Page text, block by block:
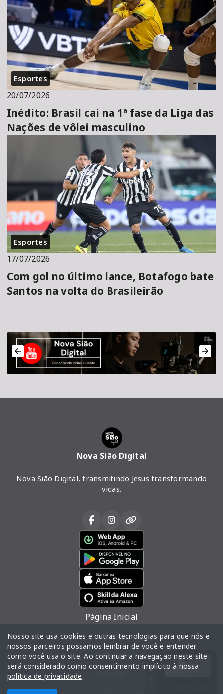
Esportes
20/07/2026
Inédito: Brasil cai na 1ª fase da Liga das
Nações de vôlei masculino
Esportes
17/07/2026
Com gol no último lance, Botafogo bate
Santos na volta do Brasileirão
Nova Sião Digital
Nova Sião Digital, transmitindo Jesus transformando
vidas.
Página Inicial
Vídeos
Notícias
Nosso site usa cookies e outras tecnologias para que nós e
nossos parceiros possamos lembrar de você e entender
como você usa o site. Ao continuar a navegação neste site
será considerado como consentimento implícito à nossa
política de privacidade.